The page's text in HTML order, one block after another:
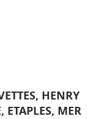
HENRY
MER